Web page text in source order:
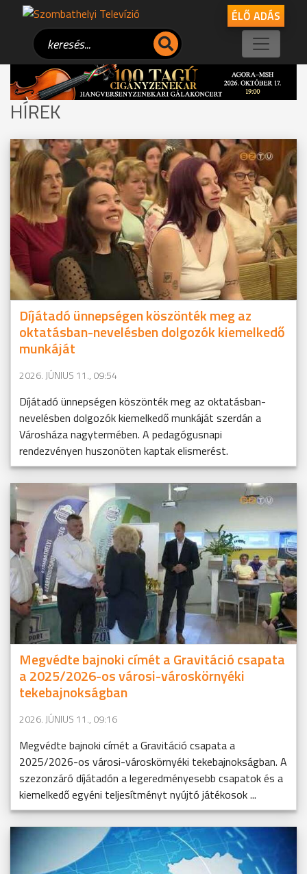
ÉLŐ ADÁS
HÍREK
Díjátadó ünnepségen köszönték meg az
oktatásban-nevelésben dolgozók kiemelkedő
munkáját
2026. JÚNIUS 11., 09:54
Díjátadó ünnepségen köszönték meg az oktatásban-
nevelésben dolgozók kiemelkedő munkáját szerdán a
Városháza nagytermében. A pedagógusnapi
rendezvényen huszonöten kaptak elismerést.
Megvédte bajnoki címét a Gravitáció csapata
a 2025/2026-os városi-városkörnyéki
tekebajnokságban
2026. JÚNIUS 11., 09:16
Megvédte bajnoki címét a Gravitáció csapata a
2025/2026-os városi-városkörnyéki tekebajnokságban. A
szezonzáró díjátadón a legeredményesebb csapatok és a
kiemelkedő egyéni teljesítményt nyújtó játékosok ...